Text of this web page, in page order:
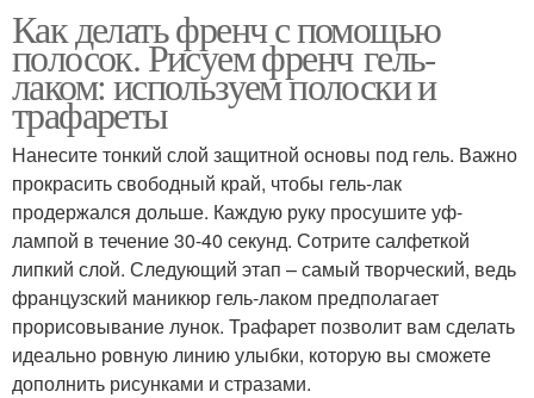
Как делать френч с помощью
полосок. Рисуем френч гель-
лаком: используем полоски и
трафареты
Нанесите тонкий слой защитной основы под гель. Важно
прокрасить свободный край, чтобы гель-лак
продержался дольше. Каждую руку просушите уф-
лампой в течение 30-40 секунд. Сотрите салфеткой
липкий слой. Следующий этап – самый творческий, ведь
французский маникюр гель-лаком предполагает
прорисовывание лунок. Трафарет позволит вам сделать
идеально ровную линию улыбки, которую вы сможете
дополнить рисунками и стразами.